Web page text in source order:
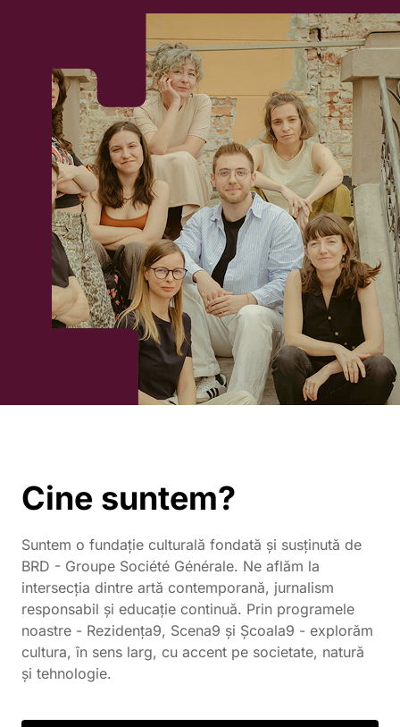
Cine suntem?
Suntem o fundație culturală fondată și susținută de
BRD - Groupe Société Générale. Ne aflăm la
intersecția dintre artă contemporană, jurnalism
responsabil și educație continuă. Prin programele
noastre - Rezidența9, Scena9 și Școala9 - explorăm
cultura, în sens larg, cu accent pe societate, natură
și tehnologie.